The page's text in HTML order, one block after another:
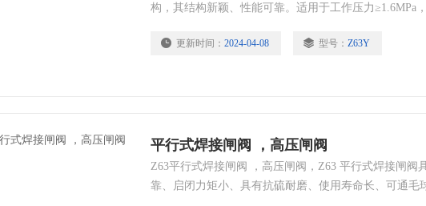
构，其结构新颖、性能可靠。适用于工作压力≥1.6MPa
流量实行精确调节，同时可作截止阀对管线起启闭作用。
更新时间： 2024-04-08 型号： Z63Y
平行式焊接闸阀 ，高压闸阀
Z63平行式焊接闸阀 ，高压闸阀，Z63 平行式焊接闸阀
靠、启闭力矩小、具有抗硫耐磨、使用寿命长、可通毛